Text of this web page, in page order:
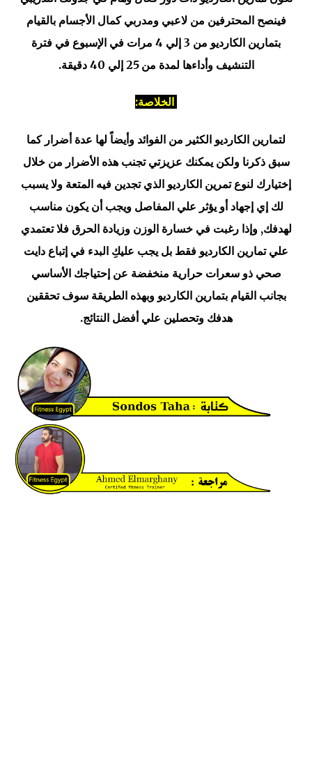
فينصح المحترفين من لاعبي ومدربي كمال الأجسام بالقيام
بتمارين الكارديو من 3 إلي 4 مرات في الإسبوع في فترة
التنشيف وأداءها لمدة من 25 إلي 40 دقيقة.
الخلاصة:
لتمارين الكارديو الكثير من الفوائد وأيضاً لها عدة أضرار كما
سبق ذكرنا ولكن يمكنك عزيزتي تجنب هذه الأضرار من خلال
إختيارك لنوع تمرين الكارديو الذي تجدين فيه المتعة ولا يسبب
لك إي إجهاد أو يؤثر علي المفاصل ويجب أن يكون مناسب
لهدفك, وإذا رغبت في خسارة الوزن وزيادة الحرق فلا تعتمدي
علي تمارين الكارديو فقط بل يجب عليكِ البدء في إتباع دايت
صحي ذو سعرات حرارية منخفضة عن إحتياجك الأساسي
بجانب القيام بتمارين الكارديو وبهذه الطريقة سوف تحققين
هدفك وتحصلين علي أفضل النتائج.